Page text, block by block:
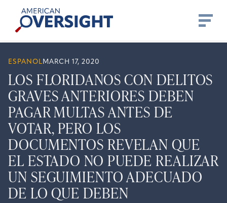
content
American
Oversight
ESPANOL MARCH 17, 2020
LOS FLORIDANOS CON DELITOS
GRAVES ANTERIORES DEBEN
PAGAR MULTAS ANTES DE
VOTAR, PERO LOS
DOCUMENTOS REVELAN QUE
EL ESTADO NO PUEDE REALIZAR
UN SEGUIMIENTO ADECUADO
DE LO QUE DEBEN